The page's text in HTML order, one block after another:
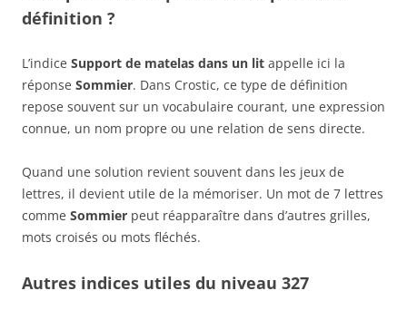
définition ?
L’indice Support de matelas dans un lit appelle ici la
réponse Sommier. Dans Crostic, ce type de définition
repose souvent sur un vocabulaire courant, une expression
connue, un nom propre ou une relation de sens directe.
Quand une solution revient souvent dans les jeux de
lettres, il devient utile de la mémoriser. Un mot de 7 lettres
comme Sommier peut réapparaître dans d’autres grilles,
mots croisés ou mots fléchés.
Autres indices utiles du niveau 327